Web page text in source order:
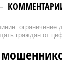
ограничение
граждан от